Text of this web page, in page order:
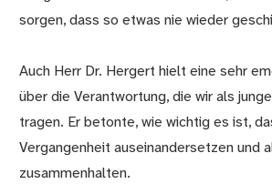
sorgen, dass so etwas nie wieder
Auch Herr Dr. Hergert hielt eine sehr
über die Verantwortung, die wir als
tragen. Er betonte, wie wichtig es ist,
Vergangenheit auseinandersetzen und
zusammenhalten.